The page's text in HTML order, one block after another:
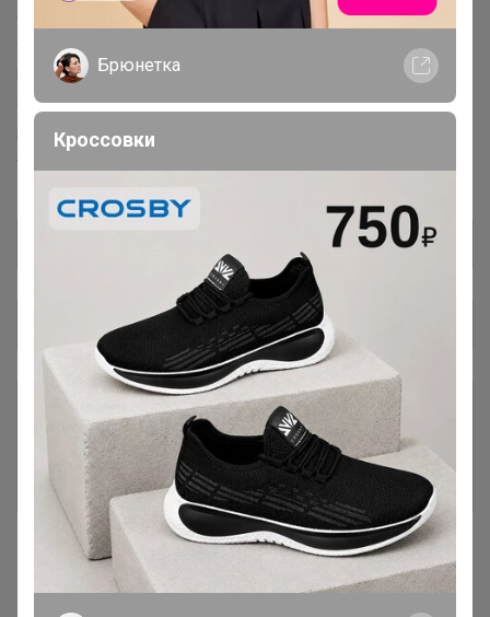
Общий каталог
Выкуплено во Франции и в Чехии
Мои чаты
#АКТУАЛЬНОЕ! Выкупаем в первую
очередь
Angela Ciampagna™
Anima Mundi™
Fiilit Parfum Du Voyage™
Gustave Eiffel™
Label™ Amouage™
Diptyque™
Ex Nihilo™
Nishane™
Vilhelm Parfumerie™
Брюнетка
Кроссовки